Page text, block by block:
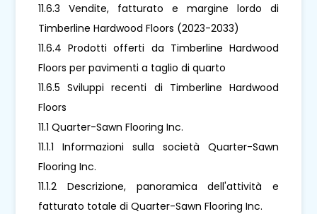
11.6.3 Vendite, fatturato e margine lordo di
Timberline Hardwood Floors (2023-2033)
11.6.4 Prodotti offerti da Timberline Hardwood
Floors per pavimenti a taglio di quarto
11.6.5 Sviluppi recenti di Timberline Hardwood
Floors
11.1 Quarter-Sawn Flooring Inc.
11.1.1 Informazioni sulla società Quarter-Sawn
Flooring Inc.
11.1.2 Descrizione, panoramica dell'attività e
fatturato totale di Quarter-Sawn Flooring Inc.